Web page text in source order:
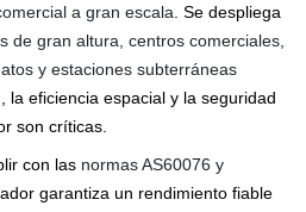
19300
a gran escala . Se despliega
de gran altura, centros comerciales,
y estaciones subterráneas
la eficiencia espacial y la seguridad
son críticas.
con las normas AS60076 y
garantiza un rendimiento fiable